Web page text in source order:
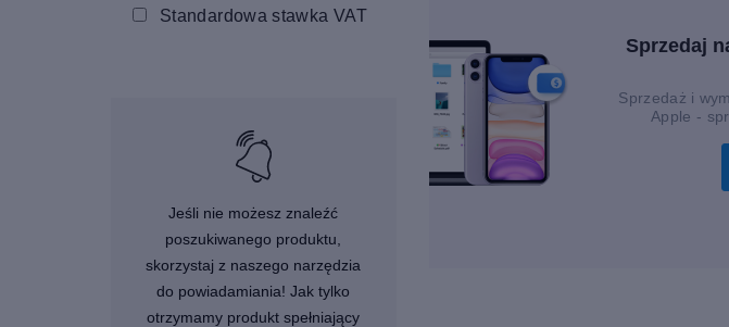
Standardowa stawka VAT
Jeśli nie możesz znaleźć
poszukiwanego produktu,
skorzystaj z naszego narzędzia
do powiadamiania! Jak tylko
otrzymamy produkt spełniający
Sprzedaj
Sprzedaż i
Apple -